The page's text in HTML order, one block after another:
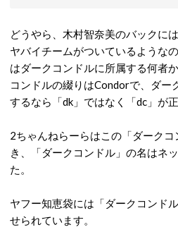
どうやら、木村智奈美のバックに
ヤバイチームがついているような
はダークコンドルに所属する何者
コンドルの綴りはCondorで、ダー
するなら「dk」ではなく「dc」が
2ちゃんねらーらはこの「ダーク
き、「ダークコンドル」の名はネ
た。
ヤフー知恵袋には「ダークコンド
せられています。